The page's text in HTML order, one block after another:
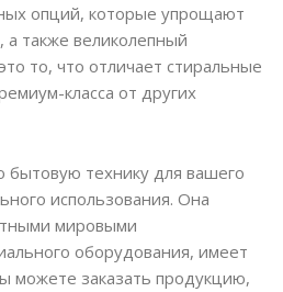
опций, которые упрощают
также великолепный
то, что отличает стиральные
класса от других
технику для вашего
использования. Она
мировыми
оборудования, имеет
можете заказать продукцию,